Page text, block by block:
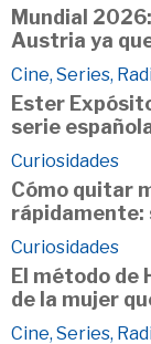
Mundial
Austria ya
Cine, Series,
Ester
serie
Curiosidades
Cómo quitar
rápidamente:
Curiosidades
El método de
de la mujer
Cine, Series,